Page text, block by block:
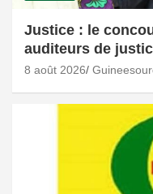
Justice : le
auditeurs de
8 août 2026